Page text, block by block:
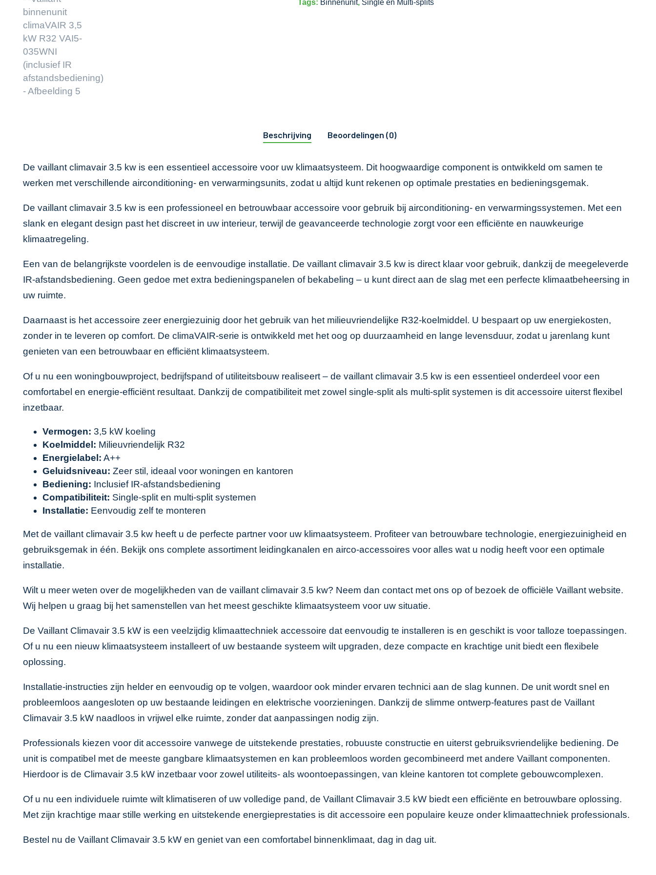
Tags: Binnenunit, Single en Multi-splits
Beschrijving Beoordelingen (0)
De vaillant climavair 3.5 kw is een essentieel accessoire voor uw klimaatsysteem. Dit hoogwaardige component is ontwikkeld om samen te
werken met verschillende airconditioning- en verwarmingsunits, zodat u altijd kunt rekenen op optimale prestaties en bedieningsgemak.
De vaillant climavair 3.5 kw is een professioneel en betrouwbaar accessoire voor gebruik bij airconditioning- en verwarmingssystemen. Met een
slank en elegant design past het discreet in uw interieur, terwijl de geavanceerde technologie zorgt voor een efficiënte en nauwkeurige
klimaatregeling.
Een van de belangrijkste voordelen is de eenvoudige installatie. De vaillant climavair 3.5 kw is direct klaar voor gebruik, dankzij de meegeleverde
IR-afstandsbediening. Geen gedoe met extra bedieningspanelen of bekabeling – u kunt direct aan de slag met een perfecte klimaatbeheersing in
uw ruimte.
Daarnaast is het accessoire zeer energiezuinig door het gebruik van het milieuvriendelijke R32-koelmiddel. U bespaart op uw energiekosten,
zonder in te leveren op comfort. De climaVAIR-serie is ontwikkeld met het oog op duurzaamheid en lange levensduur, zodat u jarenlang kunt
genieten van een betrouwbaar en efficiënt klimaatsysteem.
Of u nu een woningbouwproject, bedrijfspand of utiliteitsbouw realiseert – de vaillant climavair 3.5 kw is een essentieel onderdeel voor een
comfortabel en energie-efficiënt resultaat. Dankzij de compatibiliteit met zowel single-split als multi-split systemen is dit accessoire uiterst flexibel
inzetbaar.
Vermogen: 3,5 kW koeling
Koelmiddel: Milieuvriendelijk R32
Energielabel: A++
Geluidsniveau: Zeer stil, ideaal voor woningen en kantoren
Bediening: Inclusief IR-afstandsbediening
Compatibiliteit: Single-split en multi-split systemen
Installatie: Eenvoudig zelf te monteren
Met de vaillant climavair 3.5 kw heeft u de perfecte partner voor uw klimaatsysteem. Profiteer van betrouwbare technologie, energiezuinigheid en
gebruiksgemak in één. Bekijk ons complete assortiment leidingkanalen en airco-accessoires voor alles wat u nodig heeft voor een optimale
installatie.
Wilt u meer weten over de mogelijkheden van de vaillant climavair 3.5 kw? Neem dan contact met ons op of bezoek de officiële Vaillant website.
Wij helpen u graag bij het samenstellen van het meest geschikte klimaatsysteem voor uw situatie.
De Vaillant Climavair 3.5 kW is een veelzijdig klimaattechniek accessoire dat eenvoudig te installeren is en geschikt is voor talloze toepassingen.
Of u nu een nieuw klimaatsysteem installeert of uw bestaande systeem wilt upgraden, deze compacte en krachtige unit biedt een flexibele
oplossing.
Installatie-instructies zijn helder en eenvoudig op te volgen, waardoor ook minder ervaren technici aan de slag kunnen. De unit wordt snel en
probleemloos aangesloten op uw bestaande leidingen en elektrische voorzieningen. Dankzij de slimme ontwerp-features past de Vaillant
Climavair 3.5 kW naadloos in vrijwel elke ruimte, zonder dat aanpassingen nodig zijn.
Professionals kiezen voor dit accessoire vanwege de uitstekende prestaties, robuuste constructie en uiterst gebruiksvriendelijke bediening. De
unit is compatibel met de meeste gangbare klimaatsystemen en kan probleemloos worden gecombineerd met andere Vaillant componenten.
Hierdoor is de Climavair 3.5 kW inzetbaar voor zowel utiliteits- als woontoepassingen, van kleine kantoren tot complete gebouwcomplexen.
Of u nu een individuele ruimte wilt klimatiseren of uw volledige pand, de Vaillant Climavair 3.5 kW biedt een efficiënte en betrouwbare oplossing.
Met zijn krachtige maar stille werking en uitstekende energieprestaties is dit accessoire een populaire keuze onder klimaattechniek professionals.
Bestel nu de Vaillant Climavair 3.5 kW en geniet van een comfortabel binnenklimaat, dag in dag uit.